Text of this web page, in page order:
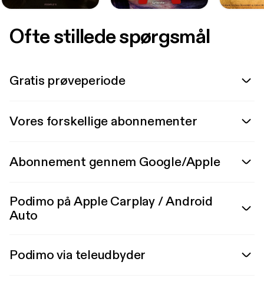
Ofte stillede spørgsmål
Gratis prøveperiode
Vores forskellige abonnementer
Abonnement gennem Google/Apple
Podimo på Apple Carplay / Android
Auto
Podimo via teleudbyder